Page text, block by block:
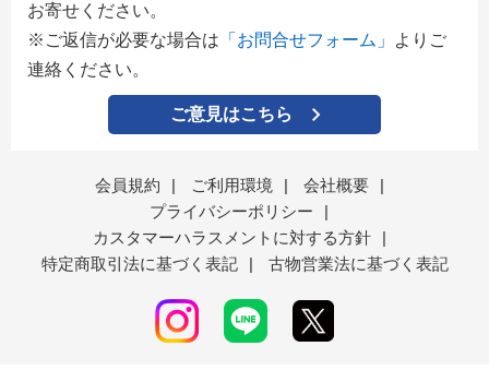
お寄せください。
※ご返信が必要な場合は 「お問合せフォーム」
よりご
連絡ください。
ご意見はこちら
会員規約 | ご利用環境 | 会社概要
|
プライバシーポリシー
|
カスタマーハラスメントに対する方針
|
特定商取引法に基づく表記
| 古物営業法に基づく表記